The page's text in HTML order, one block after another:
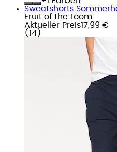
Sweatshorts
Fruit of the Loom
Aktueller Preis17,99 €
( 14 )